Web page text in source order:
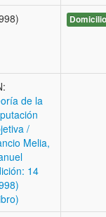
Domicilio
de la
/
Melia,
14